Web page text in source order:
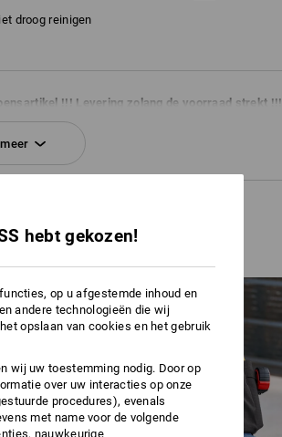
droog reinigen
!!! Levering zolang de voorraad strekt !!!
meer
hebt gekozen!
op u afgestemde inhoud en
andere technologieën die wij
opslaan van cookies en het gebruik
wij uw toestemming nodig. Door op
over uw interacties op onze
procedures), evenals
met name voor de volgende
nauwkeurige